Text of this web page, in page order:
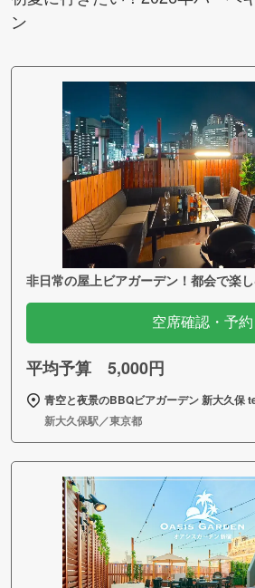
ン
非日常の屋上ビアガーデン！都会で楽
空席確認・予約
平均予算 5,000円
青空と夜景のBBQビアガーデン 新大久保
新大久保駅／東京都